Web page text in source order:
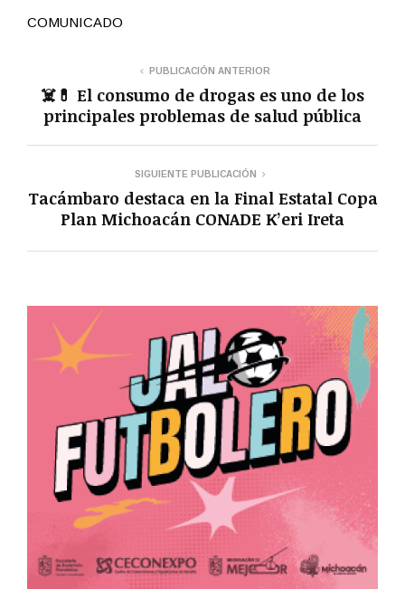
COMUNICADO
PUBLICACIÓN ANTERIOR
☠️💊 El consumo de drogas es uno de los
principales problemas de salud pública
SIGUIENTE PUBLICACIÓN
Tacámbaro destaca en la Final Estatal Copa
Plan Michoacán CONADE K’eri Ireta